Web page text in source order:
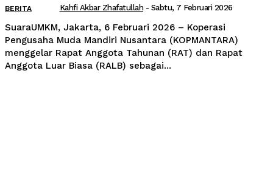
BERITA Kahfi Akbar Zhafatullah - Sabtu, 7 Februari 2026
SuaraUMKM, Jakarta, 6 Februari 2026 – Koperasi
Pengusaha Muda Mandiri Nusantara (KOPMANTARA)
menggelar Rapat Anggota Tahunan (RAT) dan Rapat
Anggota Luar Biasa (RALB) sebagai...